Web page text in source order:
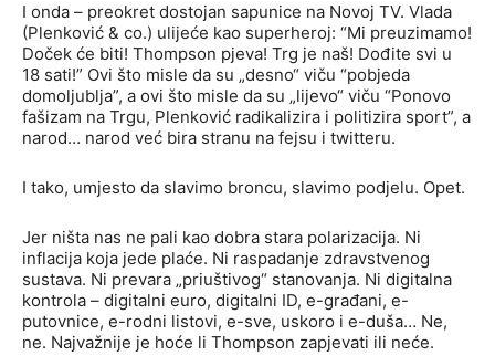
I onda – preokret dostojan sapunice na Novoj TV. Vlada
(Plenković & co.) ulijeće kao superheroj: “Mi preuzimamo!
Doček će biti! Thompson pjeva! Trg je naš! Dođite svi u
18 sati!” Ovi što misle da su „desno“ viču “pobjeda
domoljublja”, a ovi što misle da su „lijevo“ viču “Ponovo
fašizam na Trgu, Plenković radikalizira i politizira sport”, a
narod… narod već bira stranu na fejsu i twitteru.
I tako, umjesto da slavimo broncu, slavimo podjelu. Opet.
Jer ništa nas ne pali kao dobra stara polarizacija. Ni
inflacija koja jede plaće. Ni raspadanje zdravstvenog
sustava. Ni prevara „priuštivog“ stanovanja. Ni digitalna
kontrola – digitalni euro, digitalni ID, e-građani, e-
putovnice, e-rodni listovi, e-sve, uskoro i e-duša… Ne,
ne. Najvažnije je hoće li Thompson zapjevati ili neće.